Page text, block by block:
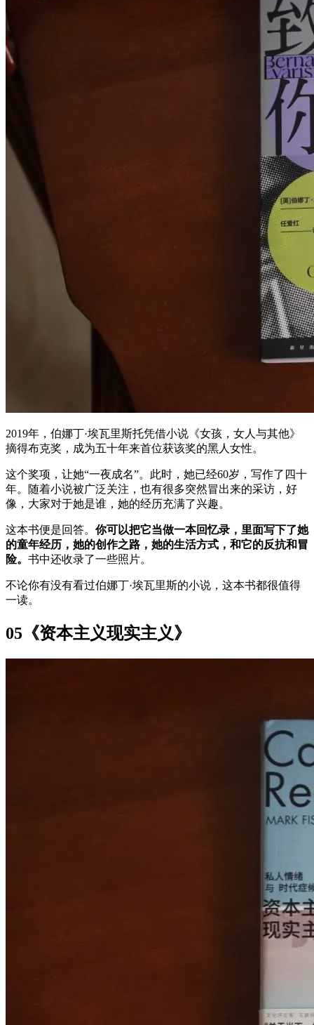
2019年，伯娜丁·埃瓦里斯托凭借小说《女孩，女人与其他》
摘得布克奖，成为五十年来首位获该奖的黑人女性。
这个奖项，让她“一夜成名”。此时，她已经60岁，写作了四十
年。随着小说被广泛关注，也有很多突然冒出来的采访，好
像，大家对于她是谁，她的经历充满了兴趣。
这本书便是回答。 你可以把它当做一本回忆录，里面写下了她
的童年经历，她的创作之路，她的生活方式，和它的反抗和冒
险。 书中还收录了一些照片。
不论你有没有看过伯娜丁·埃瓦里斯的小说，这本书都很值得
一读。
05《资本主义现实主义》